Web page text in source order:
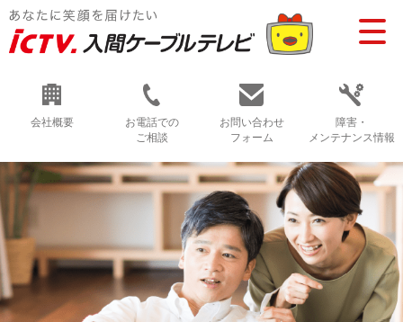
会社概要
お電話での
ご相談
お問い合わせ
フォーム
障害・
メンテナンス情報